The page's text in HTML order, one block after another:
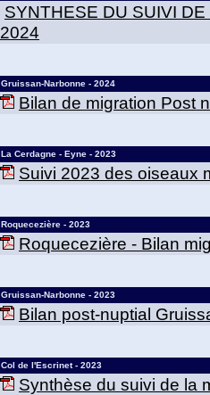
SYNTHESE DU SUIVI
2024
Gruissan-Narbonne - 2024
Bilan de migration Post
La Cerdagne - Eyne - 2023
Suivi 2023 des oiseaux
Roquecezière - 2023
Roquecezière - Bilan
Gruissan-Narbonne - 2023
Bilan post-nuptial
Col de l'Escrinet - 2023
Synthèse du suivi de la